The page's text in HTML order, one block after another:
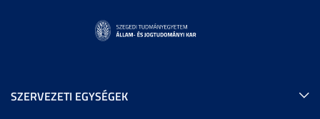
SZERVEZETI EGYSÉGEK